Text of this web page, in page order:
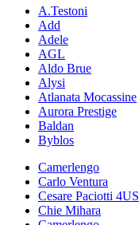
A.Testoni
Add
Adele
AGL
Aldo Brue
Alysi
Atlanata Mocassine
Aurora Prestige
Baldan
Byblos
Camerlengo
Carlo Ventura
Cesare Paciotti 4US
Chie Mihara